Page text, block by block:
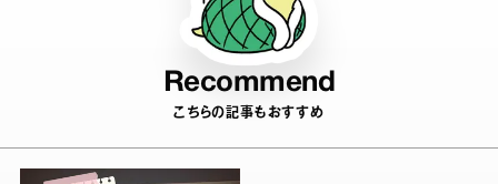
Recommend
こちらの記事もおすすめ